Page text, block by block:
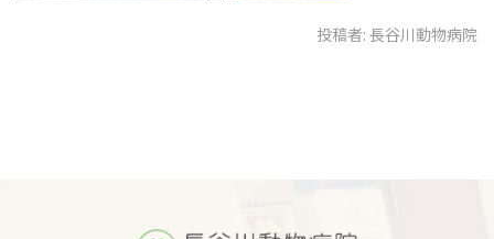
投稿者: 長谷川動物病院